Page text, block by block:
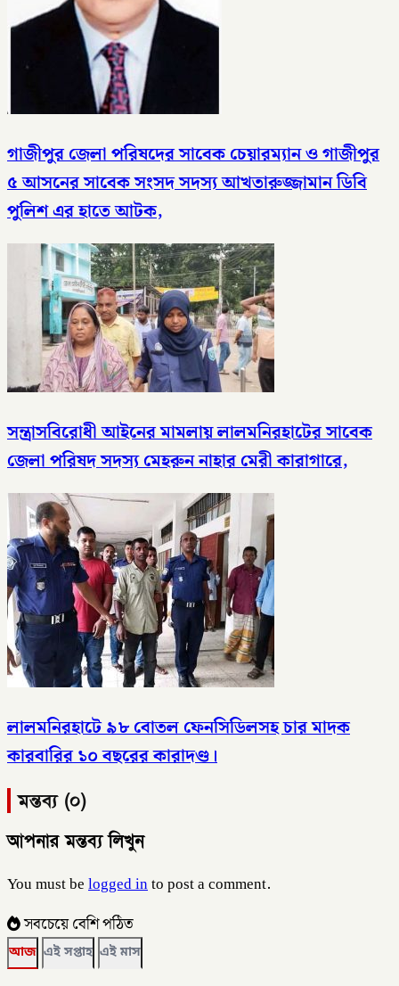
গাজীপুর জেলা পরিষদের সাবেক চেয়ারম্যান ও গাজীপুর
৫ আসনের সাবেক সংসদ সদস্য আখতারুজ্জামান ডিবি
পুলিশ এর হাতে আটক,
সন্ত্রাসবিরোধী আইনের মামলায় লালমনিরহাটের সাবেক
জেলা পরিষদ সদস্য মেহরুন নাহার মেরী কারাগারে,
লালমনিরহাটে ৯৮ বোতল ফেনসিডিলসহ চার মাদক
কারবারির ১০ বছরের কারাদণ্ড।
মন্তব্য (০)
আপনার মন্তব্য লিখুন
You must belogged into post a comment.
সবচেয়ে বেশি পঠিত
আজ এই সপ্তাহ এই মাস